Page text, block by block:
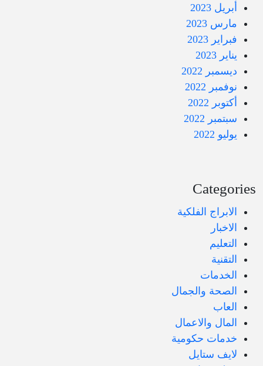
أبريل 2023
مارس 2023
فبراير 2023
يناير 2023
ديسمبر 2022
نوفمبر 2022
أكتوبر 2022
سبتمبر 2022
يوليو 2022
Categories
الابراج الفلكية
الاخبار
التعليم
التقنية
الخدمات
الصحة والجمال
العاب
المال والاعمال
خدمات حكومية
لايف ستايل